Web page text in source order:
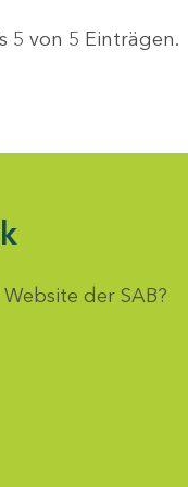
5 von 5 Einträgen.
der SAB?